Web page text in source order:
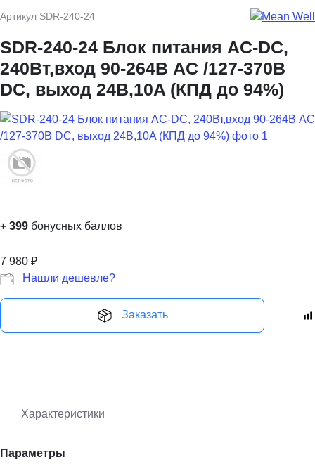
Артикул SDR-240-24
SDR-240-24 Блок питания AC-DC,
240Вт,вход 90-264В AC /127-370В
DC, выход 24В,10A (КПД до 94%)
+ 399 бонусных баллов
7 980 ₽
Нашли дешевле?
Заказать
Характеристики
Параметры